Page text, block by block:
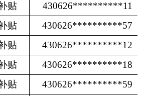
贴
430626**********11
贴
430626**********57
贴
430626**********12
贴
430626**********18
贴
430626**********59